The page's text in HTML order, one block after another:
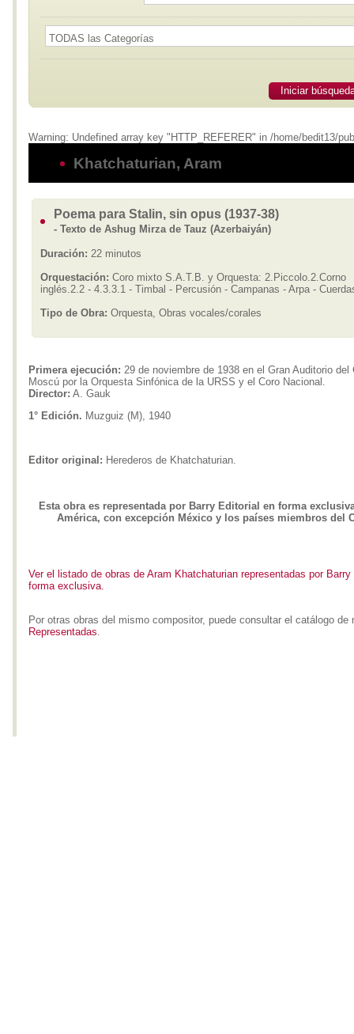
Iniciar
Warning: Undefined array key "HTTP_REFERER" in /home/bedit13/
Khatchaturian, Aram
Poema para Stalin, sin opus (1937-38)
- Texto de Ashug Mirza de Tauz (Azerbaiyán)
Duración: 22 minutos
Orquestación: Coro mixto S.A.T.B. y Orquesta: 2.Piccolo.2.Corno
inglés.2.2 - 4.3.3.1 - Timbal - Percusión - Campanas - Arpa -
Tipo de Obra: Orquesta, Obras vocales/corales
Primera ejecución: 29 de noviembre de 1938 en el Gran Auditorio del
Moscú por la Orquesta Sinfónica de la URSS y el Coro Nacional.
Director: A. Gauk
1° Edición. Muzguiz (M), 1940
Editor original: Herederos de Khatchaturian.
Esta obra es representada por Barry Editorial en forma
América, con excepción México y los países miembros del
Ver el listado de obras de Aram Khatchaturian representadas por
forma exclusiva.
Por otras obras del mismo compositor, puede consultar el catálogo de
Representadas.